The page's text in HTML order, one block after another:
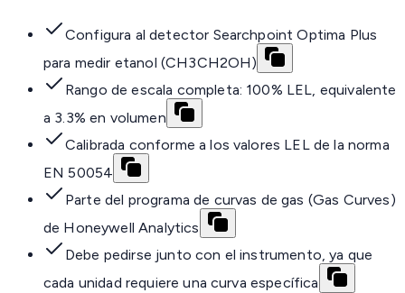
Configura al detector Searchpoint Optima Plus
para medir etanol (CH3CH2OH)
Rango de escala completa: 100% LEL, equivalente
a 3.3% en volumen
Calibrada conforme a los valores LEL de la norma
EN 50054
Parte del programa de curvas de gas (Gas Curves)
de Honeywell Analytics
Debe pedirse junto con el instrumento, ya que
cada unidad requiere una curva específica